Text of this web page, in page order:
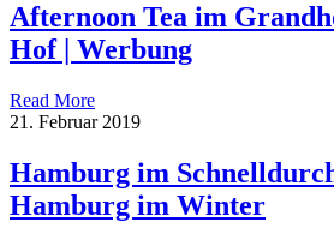
Afternoon Tea im
Hof | Werbung
Read More
21. Februar 2019
Hamburg im
Hamburg im Winter